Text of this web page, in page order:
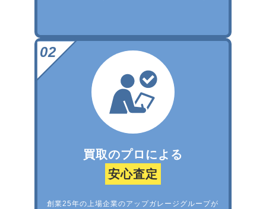
買取のプロによる
安心査定
創業25年の上場企業のアップガレージグループが